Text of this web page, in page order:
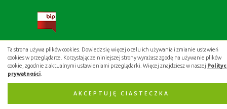
Ta strona używa plików cookies. Dowiedz się więcej o celu ich używania i zmianie ustawień
cookies w przeglądarce. Korzystając ze niniejszej strony wyrażasz zgodę na używanie plików
cookie, zgodnie z aktualnymi ustawieniami przeglądarki. Więcej znajdziesz w naszej
prywatności
AKCEPTUJĘ CIASTECZKA
Aplikacja miejska: